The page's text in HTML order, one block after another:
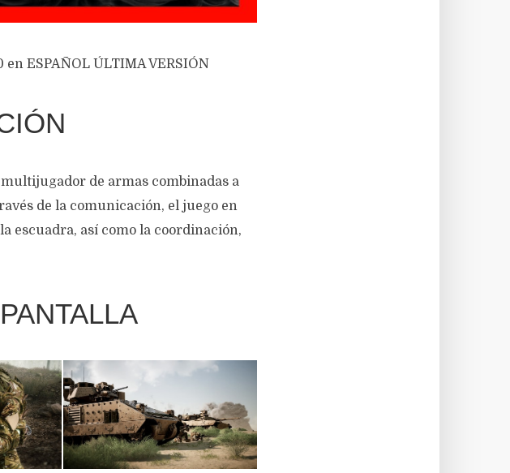
ESPAÑOL ÚLTIMA VERSIÓN
de armas combinadas a
de la comunicación, el juego en
escuadra, así como la coordinación,